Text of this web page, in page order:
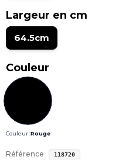
Largeur en cm
64.5cm
Couleur
Couleur :Rouge
Référence 118720